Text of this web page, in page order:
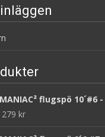
flugspö 10´#6
279 kr